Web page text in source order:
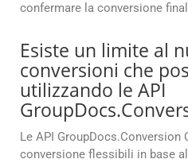
confermare la conversione
Esiste un limite al
conversioni che
utilizzando le API
Le API
conversione flessibili in base